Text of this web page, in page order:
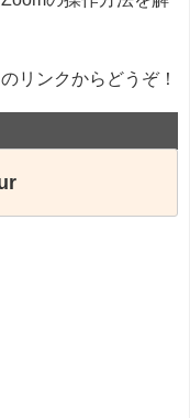
リンクからどうぞ！